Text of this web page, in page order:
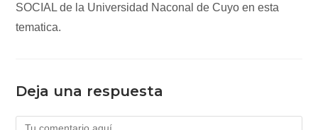
SOCIAL de la Universidad Naconal de Cuyo en esta
tematica.
Deja una respuesta
Comentario